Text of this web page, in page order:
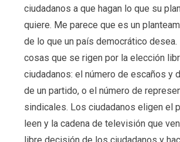
ciudadanos a que hagan lo que su
quiere. Me parece que es un
de lo que un país democrático desea.
cosas que se rigen por la elección
ciudadanos: el número de escaños y
de un partido, o el número de
sindicales. Los ciudadanos eligen el
leen y la cadena de televisión que